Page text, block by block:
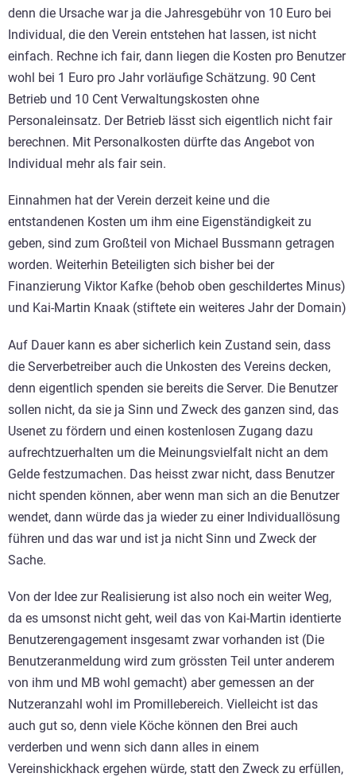
denn die Ursache war ja die Jahresgebühr von 10 Euro bei
Individual, die den Verein entstehen hat lassen, ist nicht
einfach. Rechne ich fair, dann liegen die Kosten pro Benutzer
wohl bei 1 Euro pro Jahr vorläufige Schätzung. 90 Cent
Betrieb und 10 Cent Verwaltungskosten ohne
Personaleinsatz. Der Betrieb lässt sich eigentlich nicht fair
berechnen. Mit Personalkosten dürfte das Angebot von
Individual mehr als fair sein.
Einnahmen hat der Verein derzeit keine und die
entstandenen Kosten um ihm eine Eigenständigkeit zu
geben, sind zum Großteil von Michael Bussmann getragen
worden. Weiterhin Beteiligten sich bisher bei der
Finanzierung Viktor Kafke (behob oben geschildertes Minus)
und Kai-Martin Knaak (stiftete ein weiteres Jahr der Domain)
Auf Dauer kann es aber sicherlich kein Zustand sein, dass
die Serverbetreiber auch die Unkosten des Vereins decken,
denn eigentlich spenden sie bereits die Server. Die Benutzer
sollen nicht, da sie ja Sinn und Zweck des ganzen sind, das
Usenet zu fördern und einen kostenlosen Zugang dazu
aufrechtzuerhalten um die Meinungsvielfalt nicht an dem
Gelde festzumachen. Das heisst zwar nicht, dass Benutzer
nicht spenden können, aber wenn man sich an die Benutzer
wendet, dann würde das ja wieder zu einer Individuallösung
führen und das war und ist ja nicht Sinn und Zweck der
Sache.
Von der Idee zur Realisierung ist also noch ein weiter Weg,
da es umsonst nicht geht, weil das von Kai-Martin identierte
Benutzerengagement insgesamt zwar vorhanden ist (Die
Benutzeranmeldung wird zum grössten Teil unter anderem
von ihm und MB wohl gemacht) aber gemessen an der
Nutzeranzahl wohl im Promillebereich. Vielleicht ist das
auch gut so, denn viele Köche können den Brei auch
verderben und wenn sich dann alles in einem
Vereinshickhack ergehen würde, statt den Zweck zu erfüllen,